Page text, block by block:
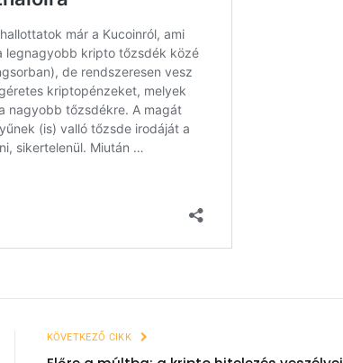
KÖVETKEZŐ CIKK